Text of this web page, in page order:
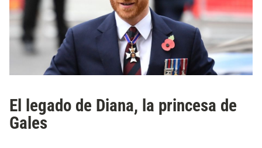
El legado de Diana, la princesa de
Gales